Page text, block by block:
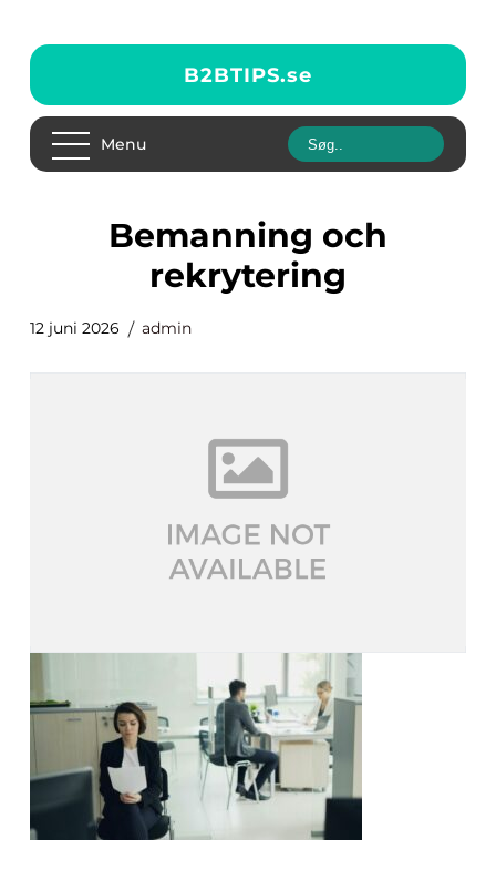
B2BTIPS.se
Menu
Bemanning och
rekrytering
12 juni 2026 admin